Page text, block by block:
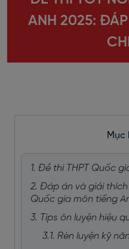
ANH 2025:
Mục
1. Đề thi THPT Quốc
2. Đáp án và giải thích
Quốc gia môn tiếng
3. Tips ôn luyện hiệu
3.1. Rèn luyện kỹ